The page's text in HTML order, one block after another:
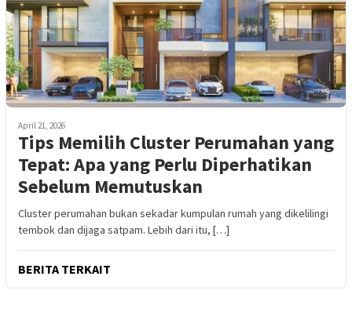
April 21, 2026
Tips Memilih Cluster Perumahan yang
Tepat: Apa yang Perlu Diperhatikan
Sebelum Memutuskan
Cluster perumahan bukan sekadar kumpulan rumah yang dikelilingi
tembok dan dijaga satpam. Lebih dari itu, […]
BERITA TERKAIT